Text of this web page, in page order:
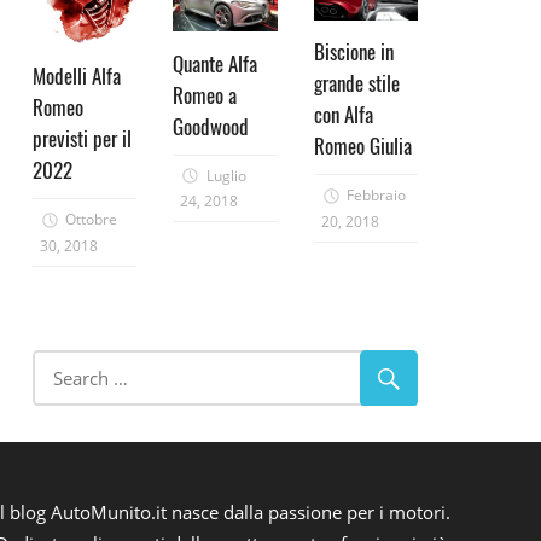
Modelli Alfa
Romeo
previsti per il
2022
Ottobre
30, 2018
Quante Alfa
Romeo a
Goodwood
Luglio
24, 2018
Biscione in
grande stile
con Alfa
Romeo Giulia
Febbraio
20, 2018
blog AutoMunito.it nasce dalla passione per i motori.